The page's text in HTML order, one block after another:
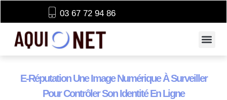
03 67 72 94 86
E-Réputation Une Image Numérique À Surveiller
Pour Contrôler Son Identité En Ligne